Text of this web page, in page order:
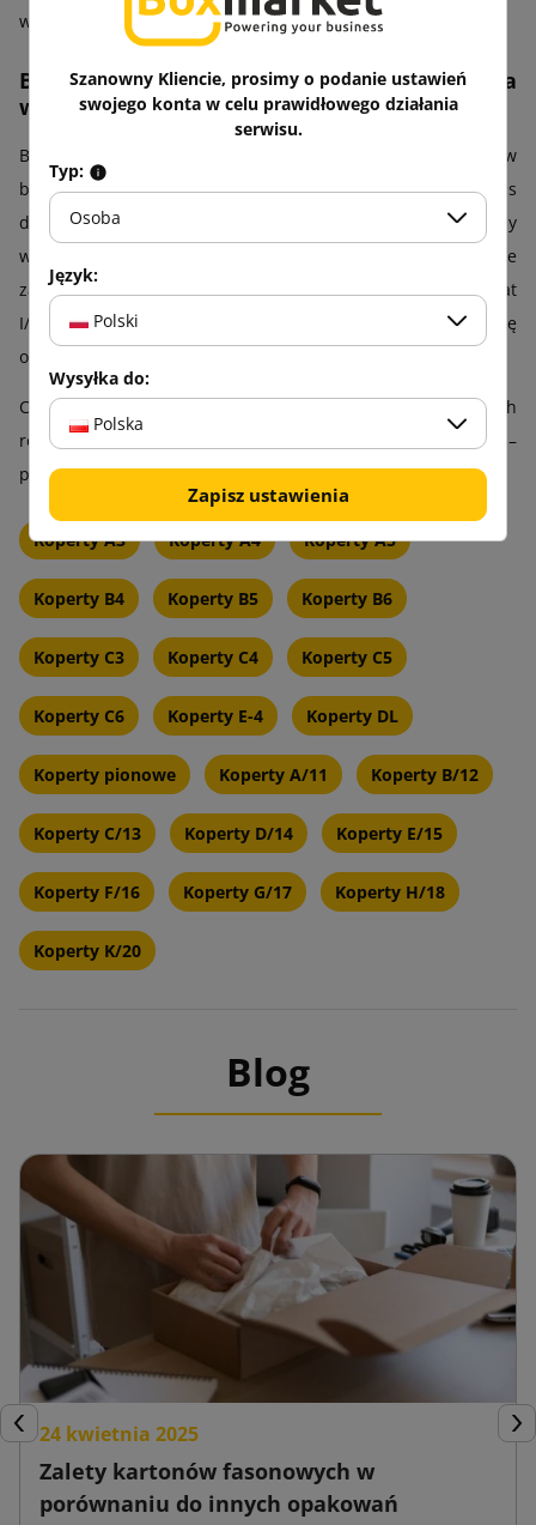
w pełnowymiarowych opakowaniach!
Boxmarket – lider opakowań dla
wymagających
Boxmarket to marka, która od lat wyznacza standardy w
branży opakowań. Dbamy o to, by każdy klient znalazł u nas
dokładnie to, czego potrzebuje – niezależnie od tego, czy
wysyła codziennie setki paczek, czy pakuje pojedyncze
zamówienia. Oferujemy szeroki wybór kopert, w tym format
I/19, a każde zamówienie realizujemy sprawnie, troszcząc się
o jakość i komfort współpracy.
Chcesz zamówić lub porozmawiać o najlepszych
rozwiązaniach? Skontaktuj się z nami i złóż zamówienie –
przygotujemy je dla Ciebie najszybciej, jak to możliwe.
Koperty A3 Koperty A4 Koperty A5
Koperty B4 Koperty B5 Koperty B6
Koperty C3 Koperty C4 Koperty C5
Koperty C6 Koperty E-4 Koperty DL
Koperty pionowe Koperty A/11 Koperty B/12
Koperty C/13 Koperty D/14 Koperty E/15
Koperty F/16 Koperty G/17 Koperty H/18
Koperty K/20
Blog
Poprzedni
24 kwietnia 2025
Zalety kartonów fasonowych w
porównaniu do innych opakowań
Szanowny Kliencie, prosimy o podanie ustawień
swojego konta w celu prawidłowego działania
serwisu.
Typ:
Osoba
Język:
Polski
Wysyłka do:
Polska
Zapisz ustawienia